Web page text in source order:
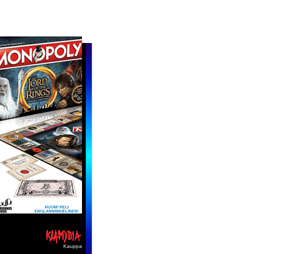
Kauppa